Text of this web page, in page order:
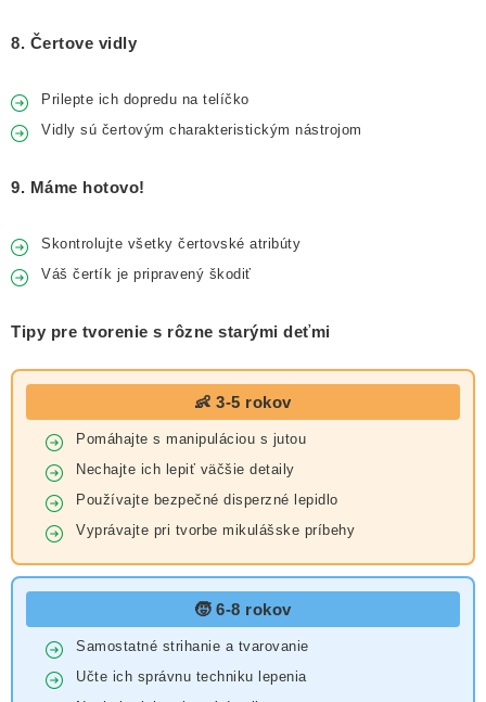
8. Čertove vidly
Prilepte ich dopredu na telíčko
Vidly sú čertovým charakteristickým nástrojom
9. Máme hotovo!
Skontrolujte všetky čertovské atribúty
Váš čertík je pripravený škodiť
Tipy pre tvorenie s rôzne starými deťmi
👶 3-5 rokov
Pomáhajte s manipuláciou s jutou
Nechajte ich lepiť väčšie detaily
Používajte bezpečné disperzné lepidlo
Vyprávajte pri tvorbe mikulášske príbehy
🧒 6-8 rokov
Samostatné strihanie a tvarovanie
Učte ich správnu techniku lepenia